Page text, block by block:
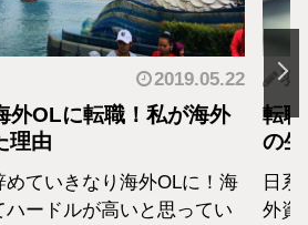
2019.05.22
外OLに転職！私が海外
理由
めていきなり海外OLに！海
ハードルが高いと思ってい
羽
転
の
日
外資